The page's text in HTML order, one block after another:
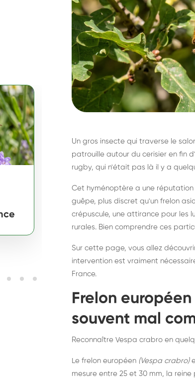
Destruction de nid de
frelons asiatiques :
intervention partout en
France
Un gros insecte qui traverse le
patrouille autour du cerisier en fin
rugby, qui n'était pas là il y a
Cet hyménoptère a une
guêpe, plus discret qu'un frelon
crépuscule, une attirance pour les
rurales. Bien comprendre ces
Sur cette page, vous allez
intervention est vraiment
France.
Frelon
souvent mal
Reconnaître Vespa crabro en
Le frelon européen (Vespa crabro)
mesure entre 25 et 30 mm, la